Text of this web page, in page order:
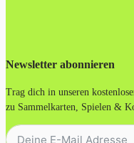
Newsletter abonnieren
Trag dich in unseren
zu Sammelkarten, Spielen &